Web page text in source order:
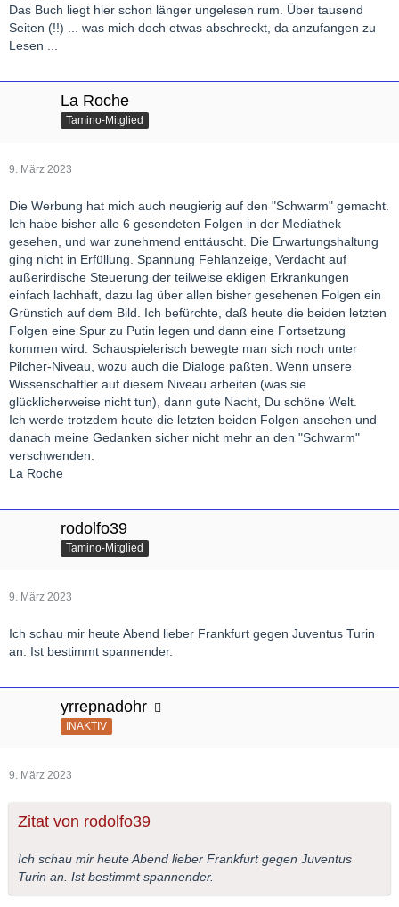
Das Buch liegt hier schon länger ungelesen rum. Über tausend
Seiten (!!) ... was mich doch etwas abschreckt, da anzufangen zu
Lesen ...
La Roche
Tamino-Mitglied
9. März 2023
Die Werbung hat mich auch neugierig auf den "Schwarm" gemacht.
Ich habe bisher alle 6 gesendeten Folgen in der Mediathek
gesehen, und war zunehmend enttäuscht. Die Erwartungshaltung
ging nicht in Erfüllung. Spannung Fehlanzeige, Verdacht auf
außerirdische Steuerung der teilweise ekligen Erkrankungen
einfach lachhaft, dazu lag über allen bisher gesehenen Folgen ein
Grünstich auf dem Bild. Ich befürchte, daß heute die beiden letzten
Folgen eine Spur zu Putin legen und dann eine Fortsetzung
kommen wird. Schauspielerisch bewegte man sich noch unter
Pilcher-Niveau, wozu auch die Dialoge paßten. Wenn unsere
Wissenschaftler auf diesem Niveau arbeiten (was sie
glücklicherweise nicht tun), dann gute Nacht, Du schöne Welt.
Ich werde trotzdem heute die letzten beiden Folgen ansehen und
danach meine Gedanken sicher nicht mehr an den "Schwarm"
verschwenden.
La Roche
rodolfo39
Tamino-Mitglied
9. März 2023
Ich schau mir heute Abend lieber Frankfurt gegen Juventus Turin
an. Ist bestimmt spannender.
yrrepnadohr
INAKTIV
9. März 2023
Zitat von rodolfo39
Ich schau mir heute Abend lieber Frankfurt gegen Juventus
Turin an. Ist bestimmt spannender.